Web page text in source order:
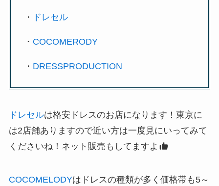
・ ドレセル
・ COCOMERODY
・ DRESSPRODUCTION
ドレセルは格安ドレスのお店になります！東京に
は2店舗ありますので近い方は一度見にいってみて
くださいね！ネット販売もしてますよ
COCOMELODYはドレスの種類が多く価格帯も5～